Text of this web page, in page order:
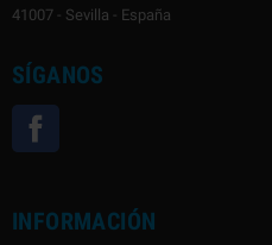
41007 - Sevilla - España
SÍGANOS
INFORMACIÓN